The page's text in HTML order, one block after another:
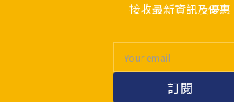
接收最新資訊及優惠
訂閱